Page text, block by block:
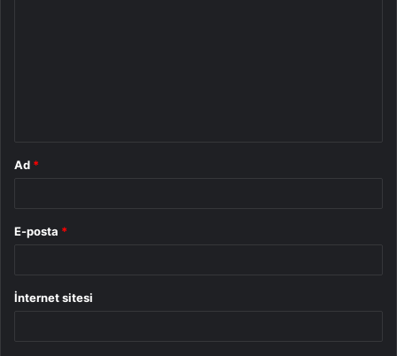
Ad *
E-posta *
İnternet sitesi